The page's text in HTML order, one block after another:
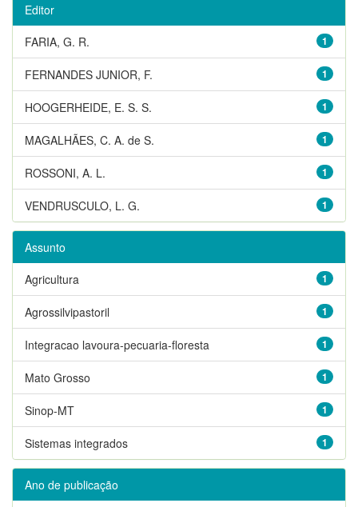
Editor
1
FARIA, G. R.
1
FERNANDES JUNIOR, F.
1
HOOGERHEIDE, E. S. S.
1
MAGALHÃES, C. A. de S.
1
ROSSONI, A. L.
1
VENDRUSCULO, L. G.
Assunto
1
Agricultura
1
Agrossilvipastoril
1
Integracao lavoura-pecuaria-floresta
1
Mato Grosso
1
Sinop-MT
1
Sistemas integrados
Ano de publicação